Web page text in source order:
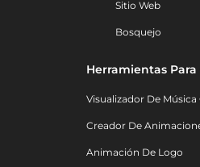
Sitio Web
Bosquejo
Herramientas Para
Visualizador De
Creador De
Animación De Logo